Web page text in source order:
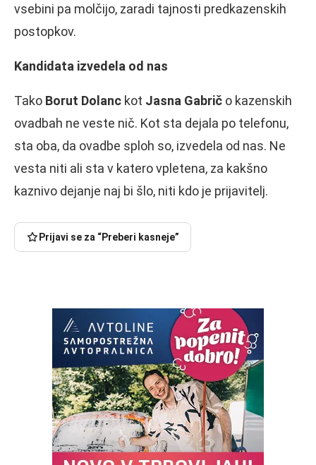
vsebini pa molčijo, zaradi tajnosti predkazenskih
postopkov.
Kandidata izvedela od nas
Tako Borut Dolanc kot Jasna Gabrič o kazenskih
ovadbah ne veste nič. Kot sta dejala po telefonu,
sta oba, da ovadbe sploh so, izvedela od nas. Ne
vesta niti ali sta v katero vpletena, za kakšno
kaznivo dejanje naj bi šlo, niti kdo je prijavitelj.
Prijavi se za “Preberi kasneje”